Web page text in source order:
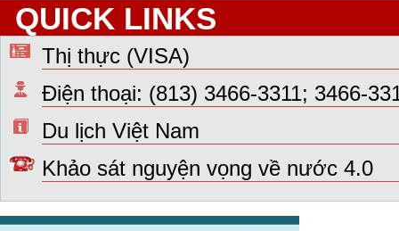
QUICK LINKS
Thị thực (VISA)
Điện thoại: (813) 3466-3311; 3466-
Du lịch Việt Nam
Khảo sát nguyện vọng về nước 4.0